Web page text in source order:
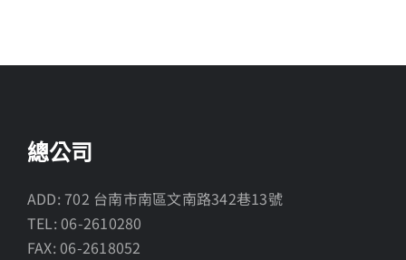
總公司
ADD: 702 台南市南區文南路342巷13號
TEL: 06-2610280
FAX: 06-2618052